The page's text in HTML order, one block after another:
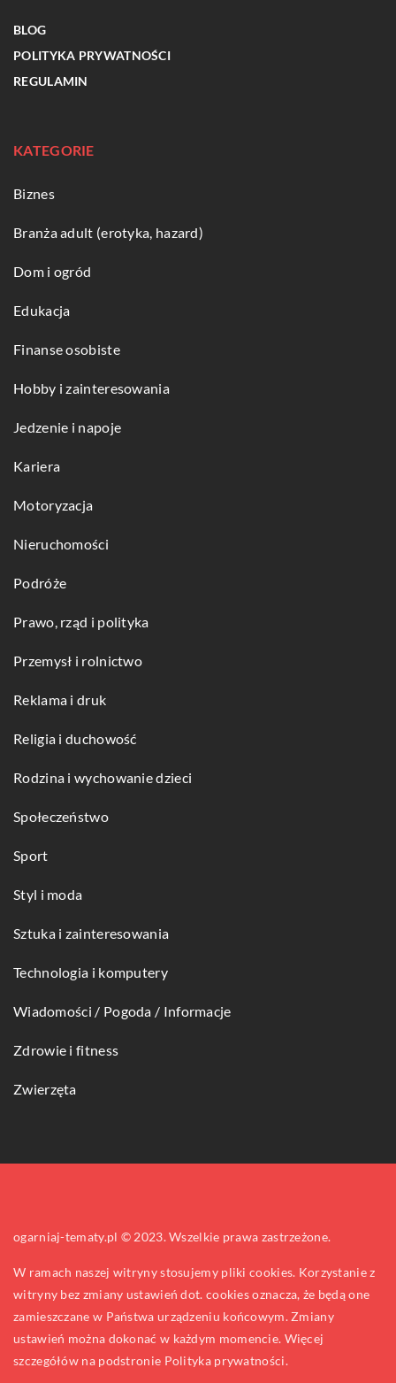
BLOG
POLITYKA PRYWATNOŚCI
REGULAMIN
KATEGORIE
Biznes
Branża adult (erotyka, hazard)
Dom i ogród
Edukacja
Finanse osobiste
Hobby i zainteresowania
Jedzenie i napoje
Kariera
Motoryzacja
Nieruchomości
Podróże
Prawo, rząd i polityka
Przemysł i rolnictwo
Reklama i druk
Religia i duchowość
Rodzina i wychowanie dzieci
Społeczeństwo
Sport
Styl i moda
Sztuka i zainteresowania
Technologia i komputery
Wiadomości / Pogoda / Informacje
Zdrowie i fitness
Zwierzęta
ogarniaj-tematy.pl © 2023. Wszelkie prawa zastrzeżone.
W ramach naszej witryny stosujemy pliki cookies. Korzystanie z
witryny bez zmiany ustawień dot. cookies oznacza, że będą one
zamieszczane w Państwa urządzeniu końcowym. Zmiany
ustawień można dokonać w każdym momencie. Więcej
szczegółów na podstronie Polityka prywatności.